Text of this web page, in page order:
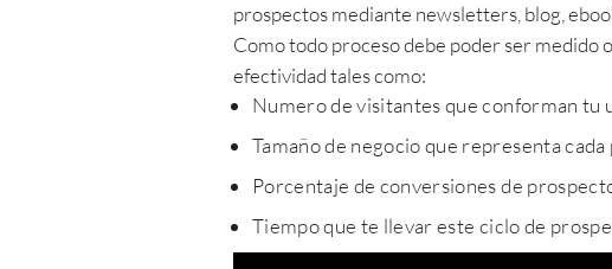
prospectos mediante newsletters, blog,
Como todo proceso debe poder ser medido
efectividad tales como:
Numero de visitantes que conforman tu
Tamaño de negocio que representa
Porcentaje de conversiones de
Tiempo que te llevar este ciclo de